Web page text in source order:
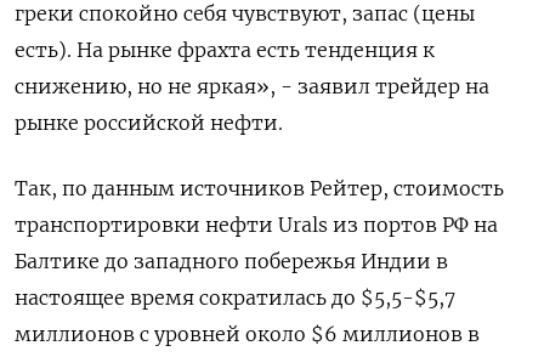
греки спокойно себя чувствуют, запас (цены
есть). На рынке фрахта есть тенденция к
снижению, но не яркая», - заявил трейдер на
рынке российской нефти.
Так, по данным источников Рейтер, стоимость
транспортировки нефти Urals из портов РФ на
Балтике до западного побережья Индии в
настоящее время сократилась до $5,5-$5,7
миллионов с уровней около $6 миллионов в